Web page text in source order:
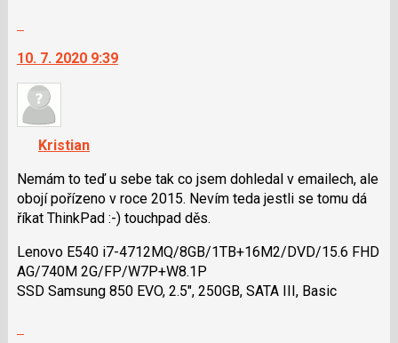
názor
další
nový
názor.
navigaci
lze
použít
i
klávesy
pro
následující
a
10. 7. 2020 9:39
Kristian
Nemám to teď u sebe tak co jsem dohledal v emailech, ale
obojí pořízeno v roce 2015. Nevím teda jestli se tomu dá
říkat ThinkPad :-) touchpad děs.
Lenovo E540 i7-4712MQ/8GB/1T­B+16M2/DVD/15­.6 FHD
AG/740M 2G/FP/W7P+W8.1P
SSD Samsung 850 EVO, 2.5", 250GB, SATA III, Basic